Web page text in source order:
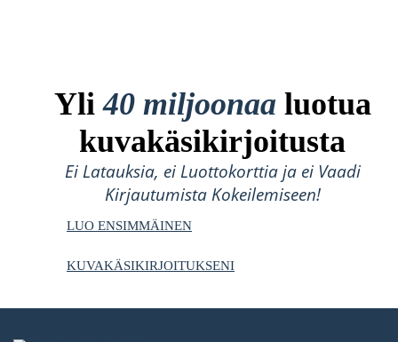
Yli40 miljoonaa luotua
kuvakäsikirjoitusta
Ei Latauksia, ei Luottokorttia ja ei Vaadi
Kirjautumista Kokeilemiseen!
LUO ENSIMMÄINEN
KUVAKÄSIKIRJOITUKSENI